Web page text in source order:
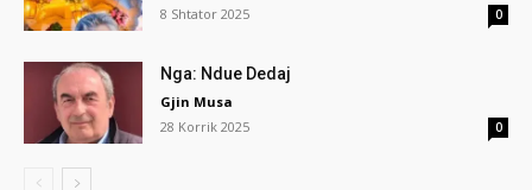
8 Shtator 2025
0
Nga: Ndue Dedaj
Gjin Musa
28 Korrik 2025
0